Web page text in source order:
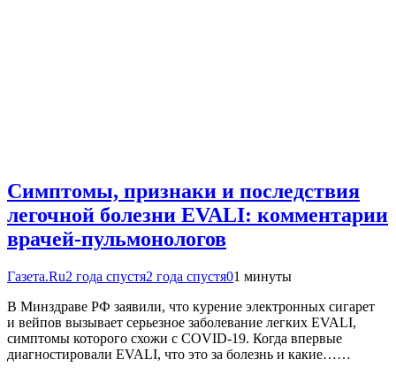
Симптомы, признаки и последствия
легочной болезни EVALI: комментарии
врачей-пульмонологов
Газета.Ru2 года спустя2 года спустя01 минуты
В Минздраве РФ заявили, что курение электронных сигарет
и вейпов вызывает серьезное заболевание легких EVALI,
симптомы которого схожи с COVID-19. Когда впервые
диагностировали EVALI, что это за болезнь и какие……